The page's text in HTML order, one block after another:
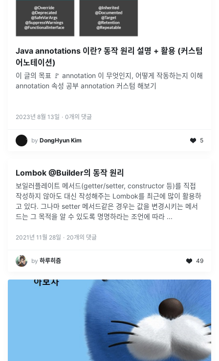
Java annotations 이란? 동작 원리 설명 + 활용 (커스텀
어노테이션)
이 글의 목표 🚩 annotation 이 무엇인지, 어떻게 작동하는지 이해
annotation 속성 공부 annotation 커스텀 해보기
2023년 8월 13일 · 0개의 댓글
by DongHyun Kim 5
Lombok @Builder의 동작 원리
보일러플레이트 메서드(getter/setter, constructor 등)를 직접
작성하지 않아도 대신 작성해주는 Lombok를 최근에 많이 활용하
고 있다. 그나마 setter 메서드같은 경우는 값을 변경시키는 메서
드는 그 목적을 알 수 있도록 명명하라는 조언에 따라 ...
2021년 11월 28일 · 20개의 댓글
by 하루히즘 49